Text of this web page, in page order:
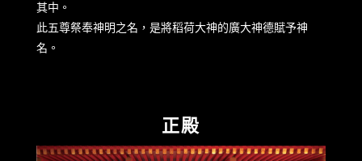
其中。
此五尊祭奉神明之名，是將稻荷大神的廣大神德賦予神
名。
正殿